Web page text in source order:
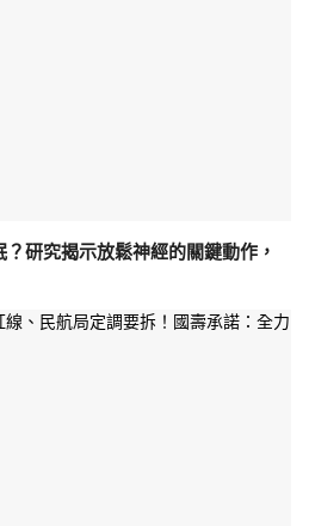
研究揭示放鬆神經的關鍵動作，